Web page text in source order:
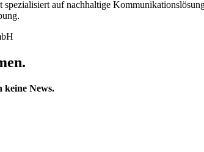
auf nachhaltige
keine News.